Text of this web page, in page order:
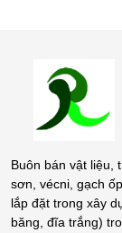
Buôn bán vật liệu,
sơn, vécni, gạch
lắp đặt trong xây
băng, đĩa trắng)